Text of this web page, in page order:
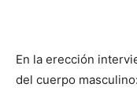
En la erección
del cuerpo